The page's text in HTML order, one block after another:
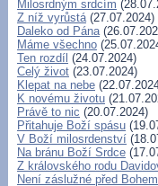
Milosrdným srdcím
Z níž vyrůstá(27.07.2024)
Daleko od Pána
Máme všechno
Ten rozdíl (24.07.2024)
Celý život (23.07.2024)
Klepat na nebe
K novému životu
Právě to nic (20.07.2024)
Přitahuje Boží spásu
V Boží milosrdenství
Na bránu Boží Srdce
Z královského rodu
Není záslužné před Bohem